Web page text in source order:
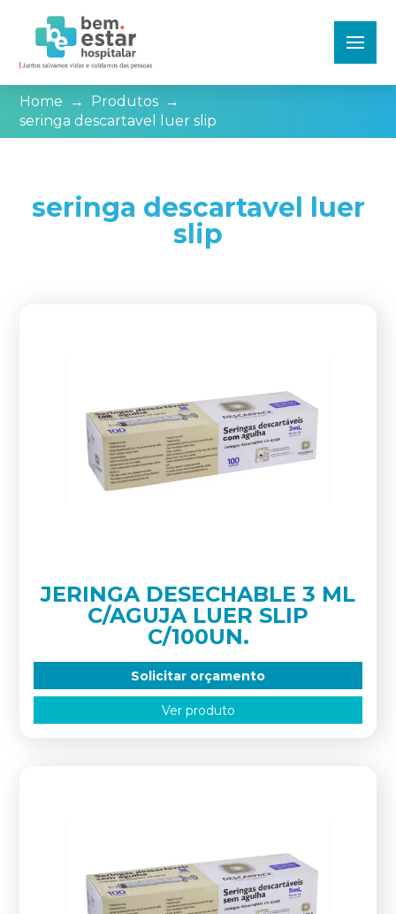
Home → Produtos →
seringa descartavel luer slip
seringa descartavel luer
slip
JERINGA DESECHABLE 3 ML
C/AGUJA LUER SLIP
C/100UN.
Solicitar orçamento
Ver produto